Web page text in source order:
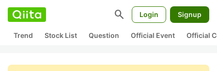
search Login Signup
Trend Stock List Question Official Event Official